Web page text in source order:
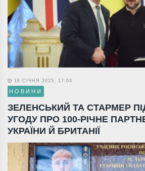
16 СІЧНЯ 2025, 17:04
НОВИНИ
ЗЕЛЕНСЬКИЙ ТА СТАРМЕР
УГОДУ ПРО 100-РІЧНЕ
УКРАЇНИ Й БРИТАНІЇ